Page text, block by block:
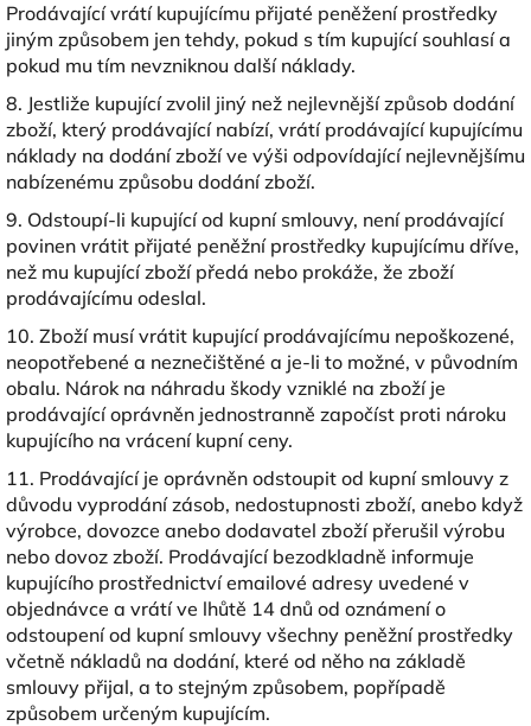
Prodávající vrátí kupujícímu přijaté peněžení prostředky
jiným způsobem jen tehdy, pokud s tím kupující souhlasí a
pokud mu tím nevzniknou další náklady.
8. Jestliže kupující zvolil jiný než nejlevnější způsob dodání
zboží, který prodávající nabízí, vrátí prodávající kupujícímu
náklady na dodání zboží ve výši odpovídající nejlevnějšímu
nabízenému způsobu dodání zboží.
9. Odstoupí-li kupující od kupní smlouvy, není prodávající
povinen vrátit přijaté peněžní prostředky kupujícímu dříve,
než mu kupující zboží předá nebo prokáže, že zboží
prodávajícímu odeslal.
10. Zboží musí vrátit kupující prodávajícímu nepoškozené,
neopotřebené a neznečištěné a je-li to možné, v původním
obalu. Nárok na náhradu škody vzniklé na zboží je
prodávající oprávněn jednostranně započíst proti nároku
kupujícího na vrácení kupní ceny.
11. Prodávající je oprávněn odstoupit od kupní smlouvy z
důvodu vyprodání zásob, nedostupnosti zboží, anebo když
výrobce, dovozce anebo dodavatel zboží přerušil výrobu
nebo dovoz zboží. Prodávající bezodkladně informuje
kupujícího prostřednictví emailové adresy uvedené v
objednávce a vrátí ve lhůtě 14 dnů od oznámení o
odstoupení od kupní smlouvy všechny peněžní prostředky
včetně nákladů na dodání, které od něho na základě
smlouvy přijal, a to stejným způsobem, popřípadě
způsobem určeným kupujícím.